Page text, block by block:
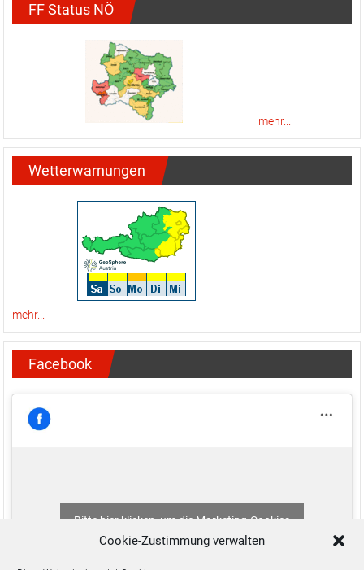
Cookie-Zustimmung verwalten
FF Status NÖ
mehr...
Wetterwarnungen
mehr...
Facebook
Bitte hier klicken, um die Marketing-Cookies
zu akzeptieren und diesen Inhalt zu aktivieren